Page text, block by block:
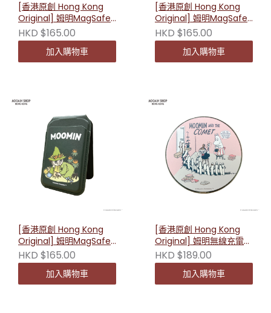
[香港原創 Hong Kong
Original] 姆明MagSafe
卡片套 - 小美冒險(粉紅
色) 232676
HKD $165.00
加入購物車
[香港原創 Hong Kong
Original] 姆明MagSafe
卡片套 - 姆明 231617
HKD $165.00
加入購物車
[香港原創 Hong Kong
Original] 姆明MagSafe
卡片套 - 史力奇 231624
HKD $165.00
加入購物車
[香港原創 Hong Kong
Original] 姆明無線充電器
- 小美 231204
HKD $189.00
加入購物車